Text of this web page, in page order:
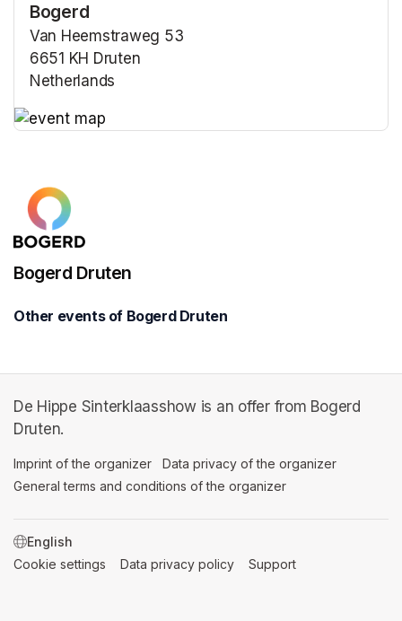
Bogerd
Van Heemstraweg 53
6651 KH Druten
Netherlands
Bogerd Druten
Other events of Bogerd Druten
De Hippe Sinterklaasshow is an offer from Bogerd
Druten.
Imprint of the organizer (opens in a new tab)
Data privacy of the organizer
General terms and conditions of the organizer
SWITCH LANGUAGE
Cookie settings (opens in a new tab)
Data privacy policy (opens in a new tab)
Support